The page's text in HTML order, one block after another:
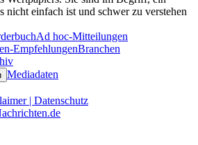
nicht einfach ist und schwer zu verstehen
Ad hoc-Mitteilungen
EmpfehlungenBranchen
Mediadaten
| Datenschutz